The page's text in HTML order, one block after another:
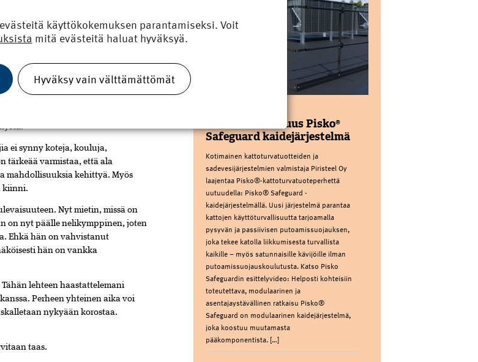
kysyntävilkastuu,jarohkeimmat
onjatkunut
hetkellisesti vähentänyt työvoiman
eisynnykoteja,kouluja,
tärkeäävarmistaa,ettäala
mahdollisuuksiakehittyä.Myös
kiinni.
Nytmietin,missäon
onnytpäällenelikymppinen,joten
Ehkähänonvahvistanut
hänonvankka
Tähänlehteenhaastattelemani
kanssa.Perheenyhteinenaikavoi
nykyäänkorostaa.
taas.
Kattoturvauutuus Pisko®
Safeguard kaidejärjestelmä
Kotimainen kattoturvatuotteiden ja
sadevesijärjestelmien valmistaja Piristeel Oy
laajentaa Pisko®-kattoturvatuoteperhettä
uutuudella: Pisko® Safeguard -
kaidejärjestelmällä. Uusi järjestelmä parantaa
kattojen käyttöturvallisuutta tarjoamalla
pysyvän ja passiivisen putoamissuojauksen,
joka tekee katolla liikkumisesta turvallista
kaikille – myös satunnaisille kävijöille ilman
putoamissuojauskoulutusta. Katso Pisko
Safeguardin esittelyvideo: Helposti kohteisiin
toteutettava, modulaarinen ja
asentajaystävällinen ratkaisu Pisko®
Safeguard on modulaarinen kaidejärjestelmä,
joka koostuu muutamasta
pääkomponentista. […]
käyttökokemuksen parantamiseksi. Voit
mitä evästeitä haluat hyväksyä.
Hyväksy vain välttämättömät